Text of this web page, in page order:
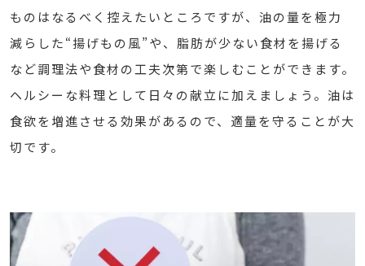
ものはなるべく控えたいところですが、油の量を極力
減らした“揚げもの風”や、脂肪が少ない食材を揚げる
など調理法や食材の工夫次第で楽しむことができます。
ヘルシーな料理として日々の献立に加えましょう。油は
食欲を増進させる効果があるので、適量を守ることが大
切です。